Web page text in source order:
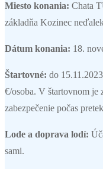
Miesto konania: Chata
základňa Kozinec
Dátum konania: 18.
Štartovné: do
€/osoba. V štartovnom je
zabezpečenie počas
Lode a doprava lodí:
sami.